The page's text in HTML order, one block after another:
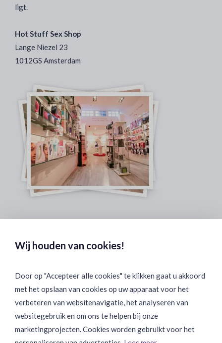
ligt.
Hot Stuff Sex Shop
Lange Niezel 23
1012GS Amsterdam
Binnen 24 uur Discreet Bezorgd:
Wij houden van cookies!
Door op "Accepteer alle cookies" te klikken gaat u akkoord
met het opslaan van cookies op uw apparaat voor het
verbeteren van websitenavigatie, het analyseren van
websitegebruik en om ons te helpen bij onze
marketingprojecten. Cookies worden gebruikt voor het